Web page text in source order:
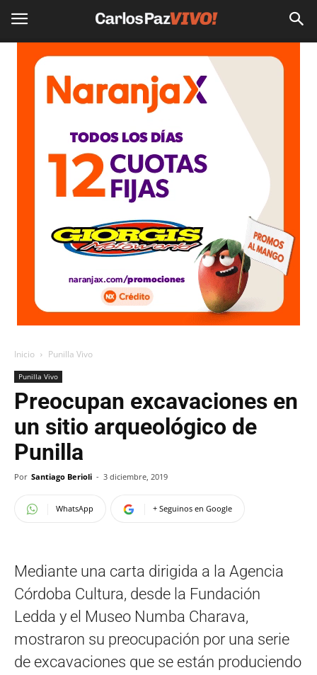
Inicio Punilla Vivo
Punilla Vivo
Preocupan excavaciones en
un sitio arqueológico de
Punilla
Por Santiago Berioli - 3 diciembre, 2019
WhatsApp + Seguinos en Google
Mediante una carta dirigida a la Agencia
Córdoba Cultura, desde la Fundación
Ledda y el Museo Numba Charava,
mostraron su preocupación por una serie
de excavaciones que se están produciendo